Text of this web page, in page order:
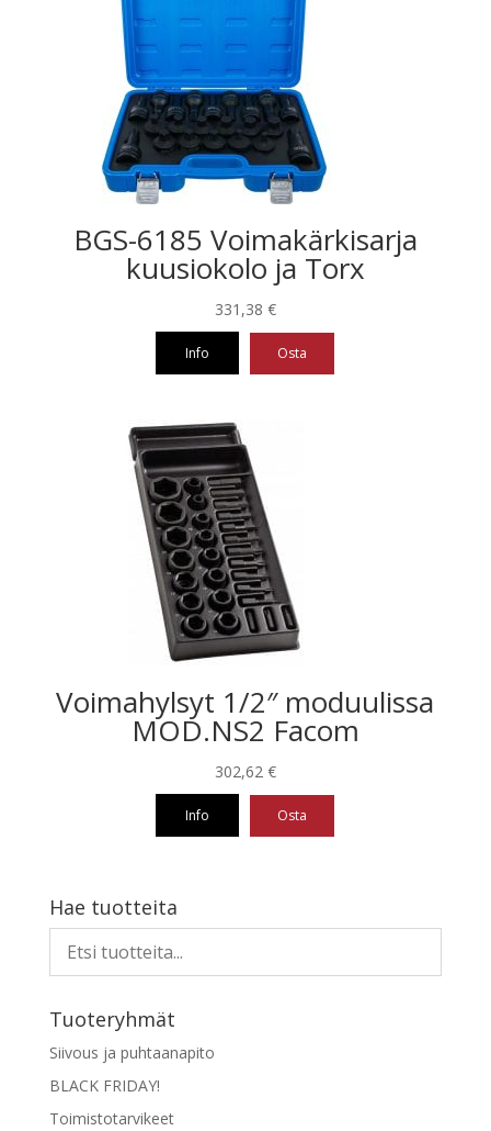
BGS-6185 Voimakärkisarja
kuusiokolo ja Torx
331,38 €
Info Osta
Voimahylsyt 1/2″ moduulissa
MOD.NS2 Facom
302,62 €
Info Osta
Hae tuotteita
Tuoteryhmät
Siivous ja puhtaanapito
BLACK FRIDAY!
Toimistotarvikeet